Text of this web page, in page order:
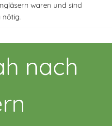
waren und sind
nötig.
nach